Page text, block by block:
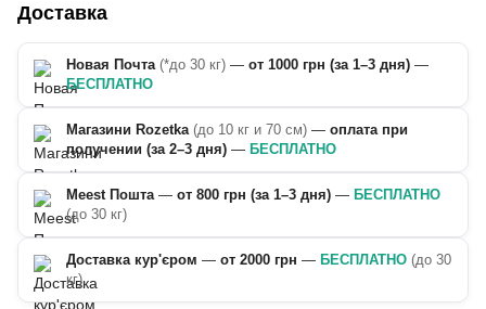
Доставка
Новая Почта (*до 30 кг) — от 1000 грн (за 1–3 дня) —
БЕСПЛАТНО
Магазини Rozetka (до 10 кг и 70 см) — оплата при
получении (за 2–3 дня) — БЕСПЛАТНО
Meest Пошта — от 800 грн (за 1–3 дня) — БЕСПЛАТНО
(до 30 кг)
Доставка кур'єром — от 2000 грн — БЕСПЛАТНО (до 30
кг)